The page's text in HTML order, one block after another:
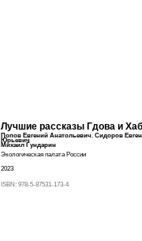
Лучшие рассказы Гдова и
Попов Евгений Анатольевич, Сидоров
Юрьевич
Михаил Гундарин
Экологическая палата России
2023
ISBN: 978-5-87531-173-4